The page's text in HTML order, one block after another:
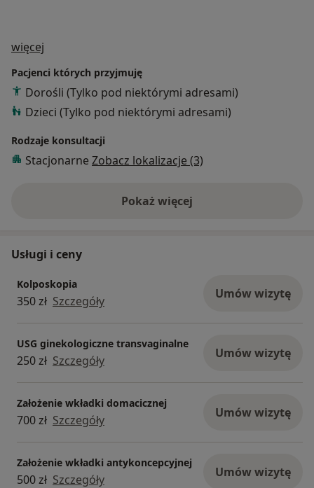
więcej
Pacjenci których przyjmuję
Dorośli (Tylko pod niektórymi adresami)
Dzieci (Tylko pod niektórymi adresami)
Rodzaje konsultacji
Stacjonarne Zobacz lokalizacje (3)
Pokaż więcejo doświadczeniu
Usługi i ceny
Kolposkopia
350 zł Szczegóły Umów wizytę
USG ginekologiczne transvaginalne
250 zł Szczegóły Umów wizytę
Założenie wkładki domacicznej
700 zł Szczegóły Umów wizytę
Założenie wkładki antykoncepcyjnej
500 zł Szczegóły Umów wizytę